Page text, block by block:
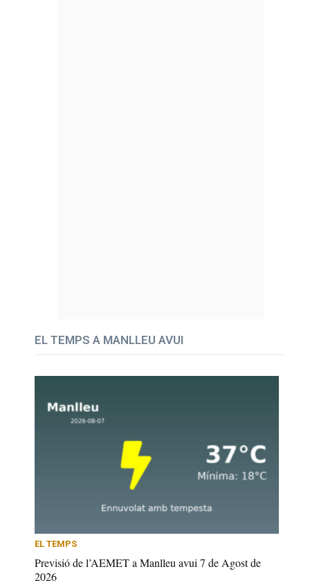
EL TEMPS A MANLLEU AVUI
EL TEMPS
Previsió de l’AEMET a Manlleu avui 7 de Agost de
2026